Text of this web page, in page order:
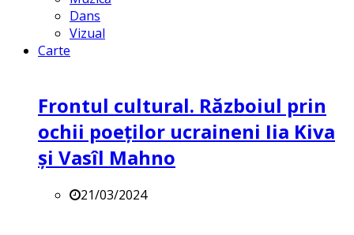
Dans
Vizual
Carte
Frontul cultural. Războiul prin
ochii poeților ucraineni Iia Kiva
și Vasîl Mahno
21/03/2024